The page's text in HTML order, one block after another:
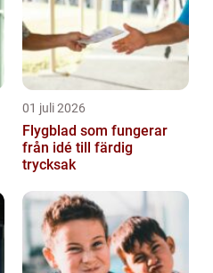
01 juli 2026
Flygblad som fungerar
från idé till färdig
trycksak